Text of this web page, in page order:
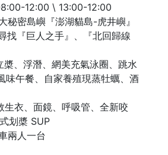
12:00 \ 13:00-12:00
秘密島嶼『澎湖貓島-虎井嶼』
找『巨人之手』、『北回歸線
槳、浮潛、網美充氣泳圈、跳水
味午餐、自家養殖現蒸牡蠣、酒
生衣、面鏡、呼吸管、全新咬
划槳 SUP
兩人一台